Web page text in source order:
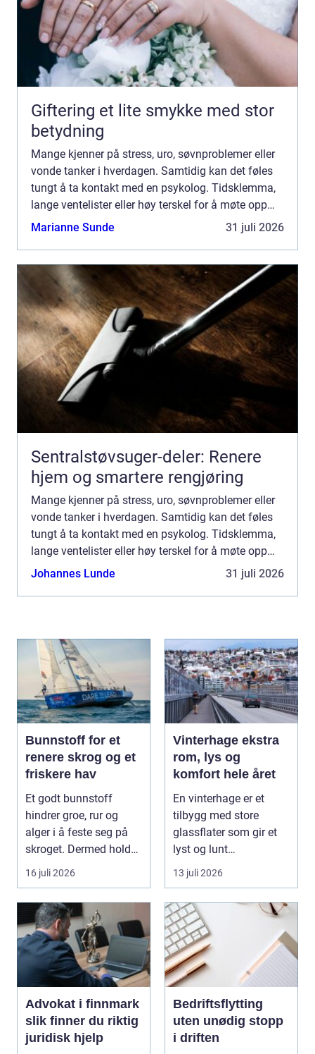
Giftering et lite smykke med stor
betydning
Mange kjenner på stress, uro, søvnproblemer eller
vonde tanker i hverdagen. Samtidig kan det føles
tungt å ta kontakt med en psykolog. Tidsklemma,
lange ventelister eller høy terskel for å møte opp
fysisk...
Marianne Sunde 31 juli 2026
Sentralstøvsuger-deler: Renere
hjem og smartere rengjøring
Mange kjenner på stress, uro, søvnproblemer eller
vonde tanker i hverdagen. Samtidig kan det føles
tungt å ta kontakt med en psykolog. Tidsklemma,
lange ventelister eller høy terskel for å møte opp
fysisk...
Johannes Lunde 31 juli 2026
Bunnstoff for et
renere skrog og et
friskere hav
Et godt bunnstoff
hindrer groe, rur og
alger i å feste seg på
skroget. Dermed holder
båten bedre far...
16 juli 2026
Vinterhage ekstra
rom, lys og
komfort hele året
En vinterhage er et
tilbygg med store
glassflater som gir et
lyst og lunt
oppholdsrom nær
hagen, ogs...
13 juli 2026
Advokat i finnmark
slik finner du riktig
juridisk hjelp
Bedriftsflytting
uten unødig stopp
i driften